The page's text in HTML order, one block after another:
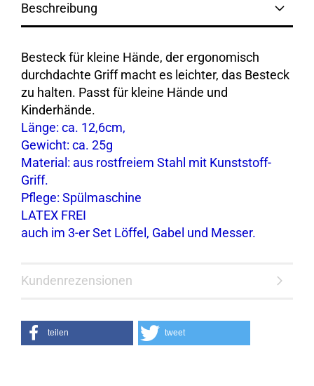
Beschreibung
Besteck für kleine Hände, der ergonomisch
durchdachte Griff macht es leichter, das Besteck
zu halten. Passt für kleine Hände und
Kinderhände.
Länge: ca. 12,6cm,
Gewicht: ca. 25g
Material: aus rostfreiem Stahl mit Kunststoff-
Griff.
Pflege: Spülmaschine
LATEX FREI
auch im 3-er Set Löffel, Gabel und Messer.
Kundenrezensionen
teilen tweet